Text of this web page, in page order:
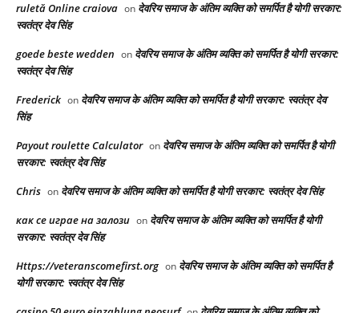
ruletă Online craiova on देवरिय समाज के अंतिम व्यक्ति को समर्पित है योगी सरकार:
स्वतंत्र देव सिंह
goede beste wedden on देवरिय समाज के अंतिम व्यक्ति को समर्पित है योगी सरकार:
स्वतंत्र देव सिंह
Frederick on देवरिय समाज के अंतिम व्यक्ति को समर्पित है योगी सरकार: स्वतंत्र देव
सिंह
Payout roulette Calculator on देवरिय समाज के अंतिम व्यक्ति को समर्पित है योगी
सरकार: स्वतंत्र देव सिंह
Chris on देवरिय समाज के अंतिम व्यक्ति को समर्पित है योगी सरकार: स्वतंत्र देव सिंह
как се играе на залози on देवरिय समाज के अंतिम व्यक्ति को समर्पित है योगी
सरकार: स्वतंत्र देव सिंह
Https://veteranscomefirst.org on देवरिय समाज के अंतिम व्यक्ति को समर्पित है
योगी सरकार: स्वतंत्र देव सिंह